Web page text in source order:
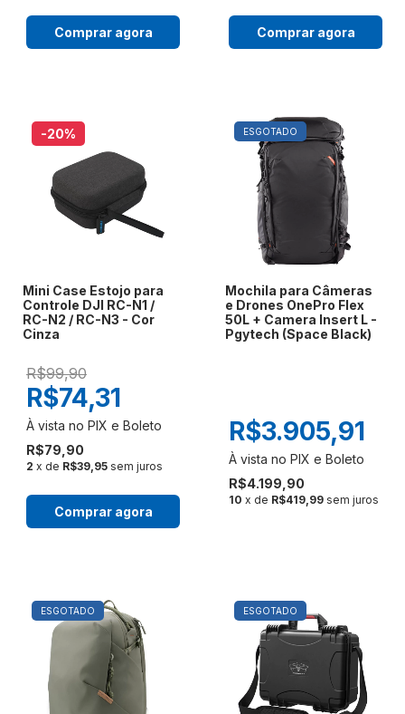
Comprar agora Comprar agora
-20%
Mini Case Estojo para
Controle DJI RC-N1 /
RC-N2 / RC-N3 - Cor
Cinza
R$99,90
R$79,90
R$74,31
2 x de R$39,95 sem juros
Comprar agora
ESGOTADO
Mochila para Câmeras
e Drones OnePro Flex
50L + Camera Insert L -
Pgytech (Space Black)
R$4.199,90
R$3.905,91
10 x de R$419,99 sem juros
ESGOTADO ESGOTADO